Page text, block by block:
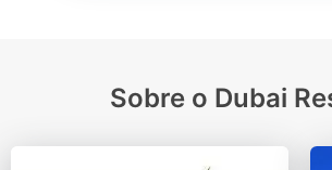
Sobre o Dubai